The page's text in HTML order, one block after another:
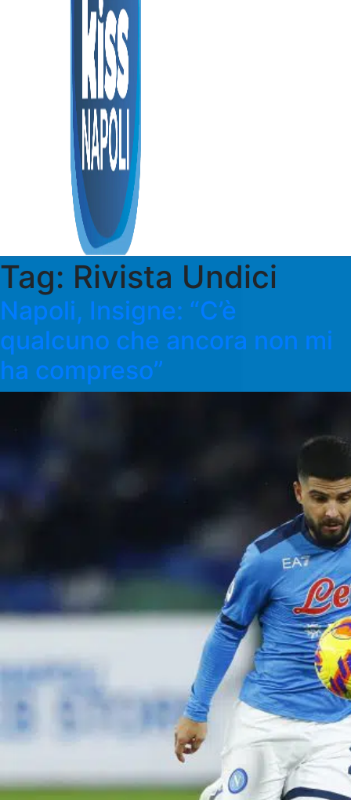
Tag: Rivista Undici
Napoli, Insigne: “C’è
qualcuno che ancora non mi
ha compreso”